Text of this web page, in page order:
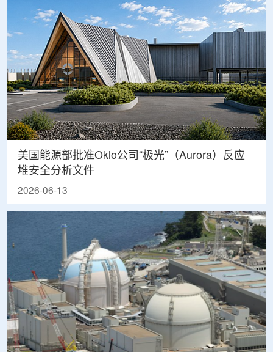
美国能源部批准Oklo公司“极光”（Aurora）反应
堆安全分析文件
2026-06-13